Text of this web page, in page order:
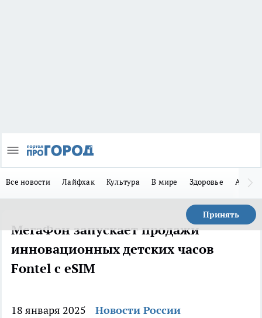
Все новости Лайфхак Культура В мире Здоровье Авто
Принять
МегаФон запускает продажи
инновационных детских часов
Fontel с eSIM
18 января 2025 Новости России